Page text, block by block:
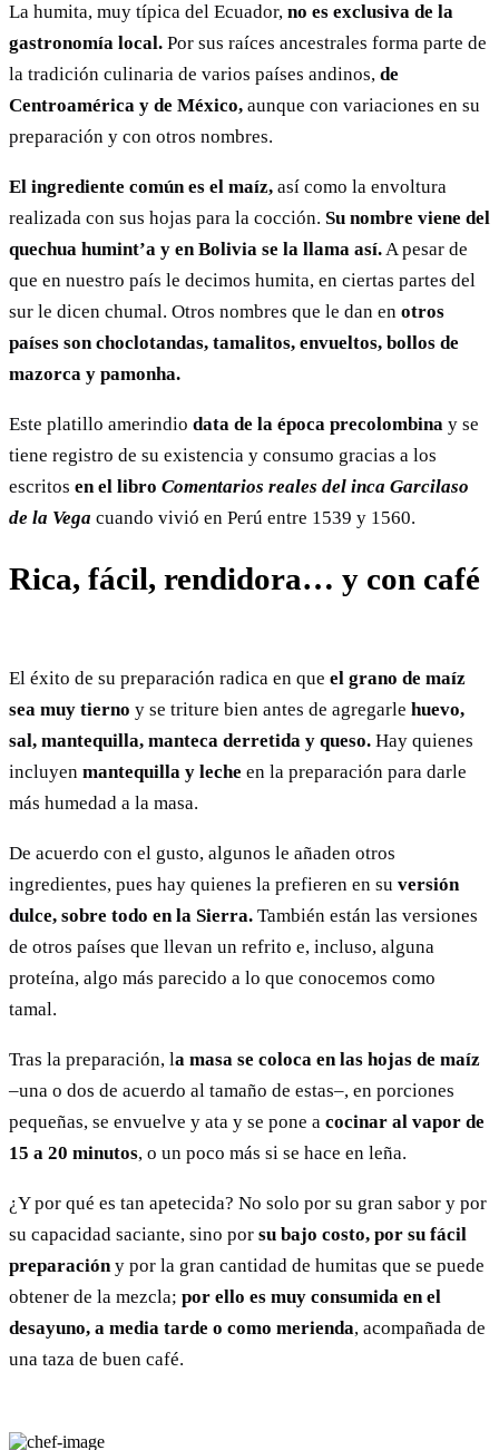
La humita, muy típica del Ecuador, no es exclusiva de la
gastronomía local. Por sus raíces ancestrales forma parte de
la tradición culinaria de varios países andinos, de
Centroamérica y de México, aunque con variaciones en su
preparación y con otros nombres.
El ingrediente común es el maíz, así como la envoltura
realizada con sus hojas para la cocción. Su nombre viene del
quechua humint’a y en Bolivia se la llama así.A pesar de
que en nuestro país le decimos humita, en ciertas partes del
sur le dicen chumal. Otros nombres que le dan en otros
países son choclotandas, tamalitos, envueltos, bollos de
mazorca y pamonha.
Este platillo amerindio data de la época precolombina y se
tiene registro de su existencia y consumo gracias a los
escritos en el libro Comentarios reales del inca Garcilaso
de la Vega cuando vivió en Perú entre 1539 y 1560.
Rica, fácil, rendidora… y con café
El éxito de su preparación radica en que el grano de maíz
sea muy tierno y se triture bien antes de agregarle huevo,
sal, mantequilla, manteca derretida y queso. Hay quienes
incluyen mantequilla y leche en la preparación para darle
más humedad a la masa.
De acuerdo con el gusto, algunos le añaden otros
ingredientes, pues hay quienes la prefieren en su versión
dulce, sobre todo en la Sierra. También están las versiones
de otros países que llevan un refrito e, incluso, alguna
proteína, algo más parecido a lo que conocemos como
tamal.
Tras la preparación, la masa se coloca en las hojas de maíz
–una o dos de acuerdo al tamaño de estas–, en porciones
pequeñas, se envuelve y ata y se pone a cocinar al vapor de
15 a 20 minutos, o un poco más si se hace en leña.
¿Y por qué es tan apetecida? No solo por su gran sabor y por
su capacidad saciante, sino por su bajo costo, por su fácil
preparacióny por la gran cantidad de humitas que se puede
obtener de la mezcla; por ello es muy consumida en el
desayuno, a media tarde o como merienda, acompañada de
una taza de buen café.